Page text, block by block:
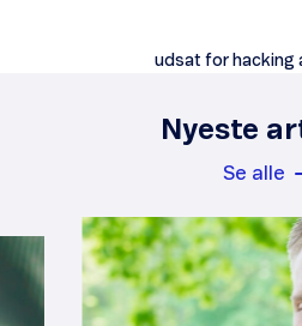
udsat for hacking
Nyeste
Se alle